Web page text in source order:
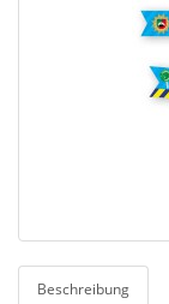
Beschreibung